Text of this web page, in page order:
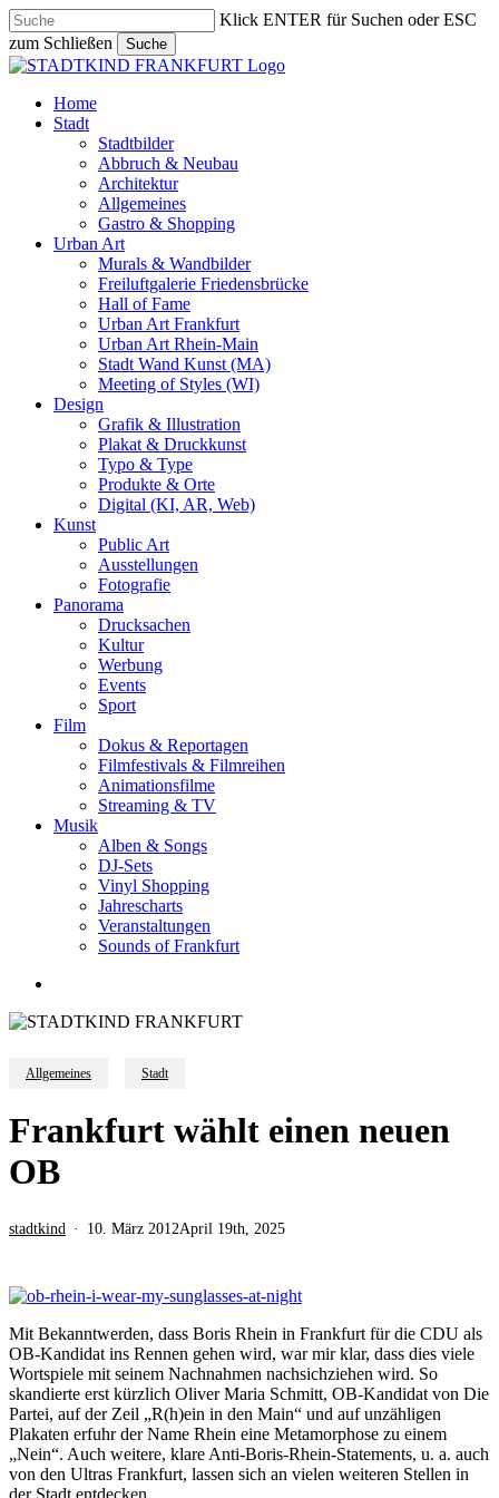
Skip
to
main
content
Klick ENTER für Suchen oder ESC
zum Schließen
Suche
Close
search
Menu
Home
Stadt
Stadtbilder
Abbruch & Neubau
Architektur
Allgemeines
Gastro & Shopping
Urban Art
Murals & Wandbilder
Freiluftgalerie Friedensbrücke
Hall of Fame
Urban Art Frankfurt
Urban Art Rhein-Main
Stadt Wand Kunst (MA)
Meeting of Styles (WI)
Design
Grafik & Illustration
Plakat & Druckkunst
Typo & Type
Produkte & Orte
Digital (KI, AR, Web)
Kunst
Public Art
Ausstellungen
Fotografie
Panorama
Drucksachen
Kultur
Werbung
Events
Sport
Film
Dokus & Reportagen
Filmfestivals & Filmreihen
Animationsfilme
Streaming & TV
Musik
Alben & Songs
DJ-Sets
Vinyl Shopping
Jahrescharts
Veranstaltungen
Sounds of Frankfurt
Allgemeines Stadt
Frankfurt wählt einen neuen
OB
stadtkind 10. März 2012April 19th, 2025
Mit Bekanntwerden, dass Boris Rhein in Frankfurt für die CDU als
OB-Kandidat ins Rennen gehen wird, war mir klar, dass dies viele
Wortspiele mit seinem Nachnahmen nachsichziehen wird. So
skandierte erst kürzlich Oliver Maria Schmitt, OB-Kandidat von Die
Partei, auf der Zeil „R(h)ein in den Main“ und auf unzähligen
Plakaten erfuhr der Name Rhein eine Metamorphose zu einem
„Nein“. Auch weitere, klare Anti-Boris-Rhein-Statements, u. a. auch
von den Ultras Frankfurt, lassen sich an vielen weiteren Stellen in
der Stadt entdecken.